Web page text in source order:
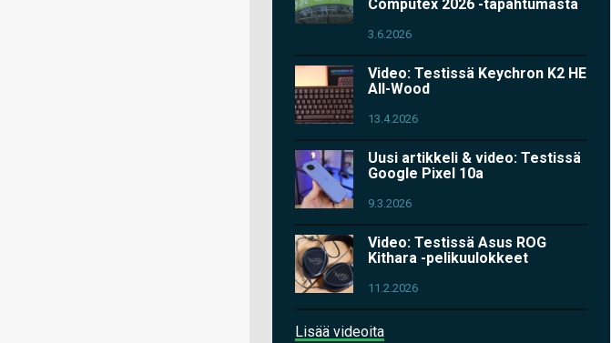
Computex 2026 -tapahtumasta
3.6.2026
Video: Testissä Keychron K2 HE
All-Wood
13.4.2026
Uusi artikkeli & video: Testissä
Google Pixel 10a
9.3.2026
Video: Testissä Asus ROG
Kithara -pelikuulokkeet
11.2.2026
Lisää videoita